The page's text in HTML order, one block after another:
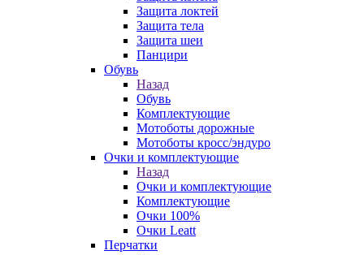
Защита локтей
Защита тела
Защита шеи
Панцири
Обувь
Назад
Обувь
Комплектующие
Мотоботы дорожные
Мотоботы кросс/эндуро
Очки и комплектующие
Назад
Очки и комплектующие
Комплектующие
Очки 100%
Очки Leatt
Перчатки